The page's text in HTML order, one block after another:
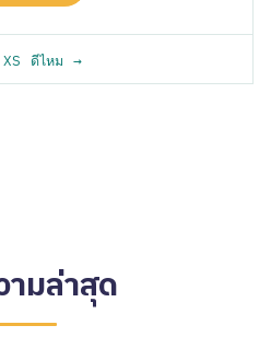
ดีไหม
มล่าสุด